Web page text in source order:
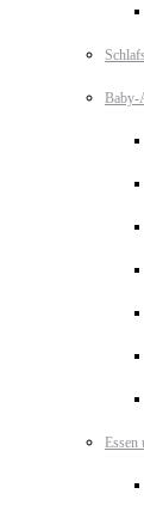
Baby-
Essen